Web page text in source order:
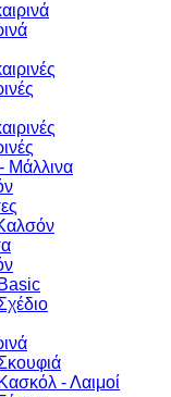
Μάλλινα
Basic
Κασκόλ - Λαιμοί